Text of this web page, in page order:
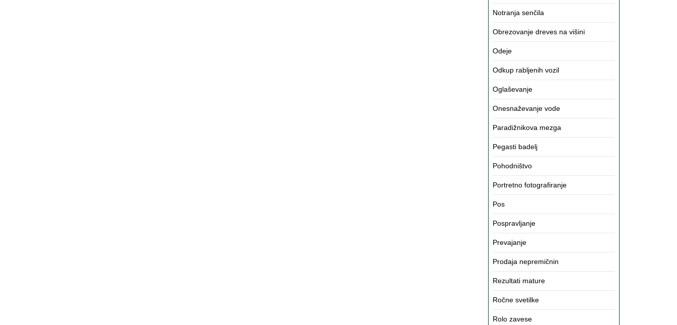
Notranja senčila
Obrezovanje dreves na višini
Odeje
Odkup rabljenih vozil
Oglaševanje
Onesnaževanje vode
Paradižnikova mezga
Pegasti badelj
Pohodništvo
Portretno fotografiranje
Pos
Pospravljanje
Prevajanje
Prodaja nepremičnin
Rezultati mature
Ročne svetilke
Rolo zavese